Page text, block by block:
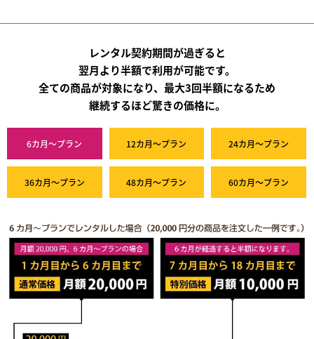
レンタル契約期間が過ぎると
翌月より半額で利用が可能です。
全ての商品が対象になり、最大3回半額になるため
継続するほど驚きの価格に。
6カ月～プラン 12カ月～プラン 24カ月～プラン
36カ月～プラン 48カ月～プラン 60カ月～プラン